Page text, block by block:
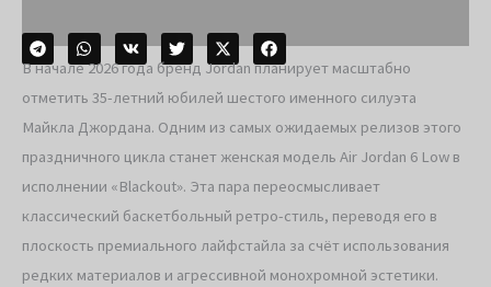
В начале 2026 года бренд Jordan планирует масштабно
отметить 35-летний юбилей шестого именного силуэта
Майкла Джордана. Одним из самых ожидаемых релизов этого
праздничного цикла станет женская модель Air Jordan 6 Low в
исполнении «Blackout». Эта пара переосмысливает
классический баскетбольный ретро-стиль, переводя его в
плоскость премиального лайфстайла за счёт использования
редких материалов и агрессивной монохромной эстетики.